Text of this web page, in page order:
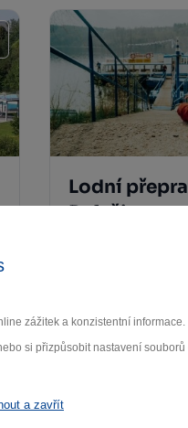
zážitek a konzistentní
si přizpůsobit nastavení
a zavřít
Lodní
Dalešice